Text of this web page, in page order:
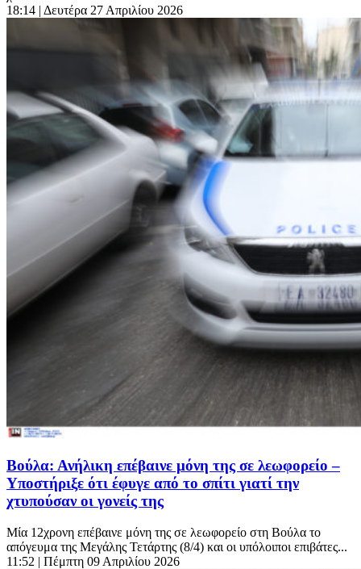
18:14 | Δευτέρα 27 Απριλίου 2026
Βούλα: Ανήλικη επέβαινε μόνη της σε λεωφορείο –
Υποστήριξε ότι έφυγε από το σπίτι γιατί την
χτυπούσαν οι γονείς της
Μία 12χρονη επέβαινε μόνη της σε λεωφορείο στη Βούλα το
απόγευμα της Μεγάλης Τετάρτης (8/4) και οι υπόλοιποι επιβάτες...
11:52 | Πέμπτη 09 Απριλίου 2026